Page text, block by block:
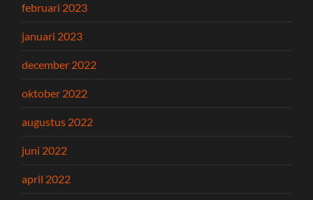
februari 2023
januari 2023
december 2022
oktober 2022
augustus 2022
juni 2022
april 2022